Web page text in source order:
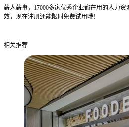
薪人薪事，17000多家优秀企业都在用的人力
效，现在注册还能限时免费试用哦！
相关推荐